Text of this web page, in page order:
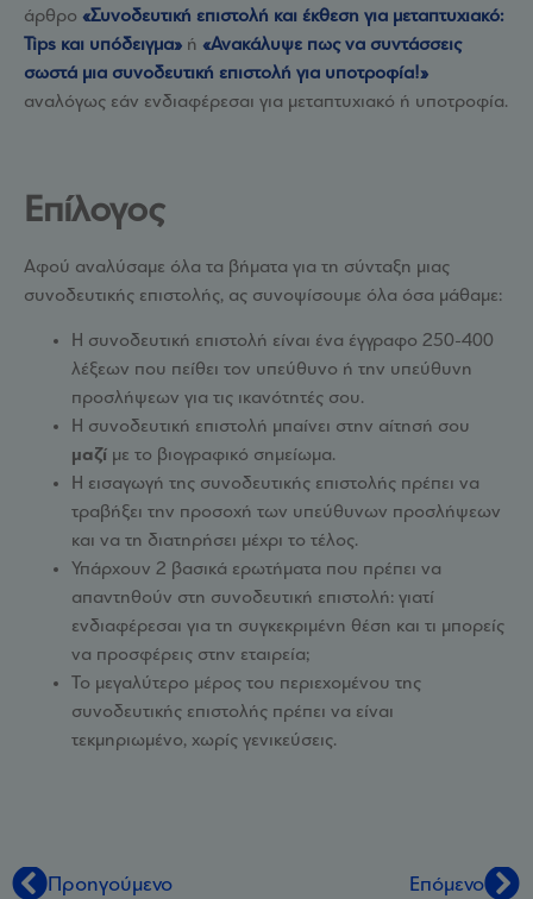
άρθρο «Συνοδευτική επιστολή και έκθεση για μεταπτυχιακό:
Tips και υπόδειγμα» ή «Ανακάλυψε πως να συντάσσεις
σωστά μια συνοδευτική επιστολή για υποτροφία!»
αναλόγως εάν ενδιαφέρεσαι για μεταπτυχιακό ή υποτροφία.
Επίλογος
Αφού αναλύσαμε όλα τα βήματα για τη σύνταξη μιας
συνοδευτικής επιστολής, ας συνοψίσουμε όλα όσα μάθαμε:
Η συνοδευτική επιστολή είναι ένα έγγραφο 250-400
λέξεων που πείθει τον υπεύθυνο ή την υπεύθυνη
προσλήψεων για τις ικανότητές σου.
Η συνοδευτική επιστολή μπαίνει στην αίτησή σου
μαζί με το βιογραφικό σημείωμα.
Η εισαγωγή της συνοδευτικής επιστολής πρέπει να
τραβήξει την προσοχή των υπεύθυνων προσλήψεων
και να τη διατηρήσει μέχρι το τέλος.
Υπάρχουν 2 βασικά ερωτήματα που πρέπει να
απαντηθούν στη συνοδευτική επιστολή: γιατί
ενδιαφέρεσαι για τη συγκεκριμένη θέση και τι μπορείς
να προσφέρεις στην εταιρεία;
Το μεγαλύτερο μέρος του περιεχομένου της
συνοδευτικής επιστολής πρέπει να είναι
τεκμηριωμένο, χωρίς γενικεύσεις.
Προηγούμενο Επόμενο